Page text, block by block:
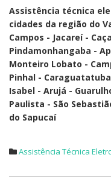
Assistência técnica
cidades da região do
Campos - Jacareí -
Pindamonhangaba -
Monteiro Lobato -
Pinhal -
Isabel - Arujá -
Paulista - São
do Sapucaí
Assistência Técnica